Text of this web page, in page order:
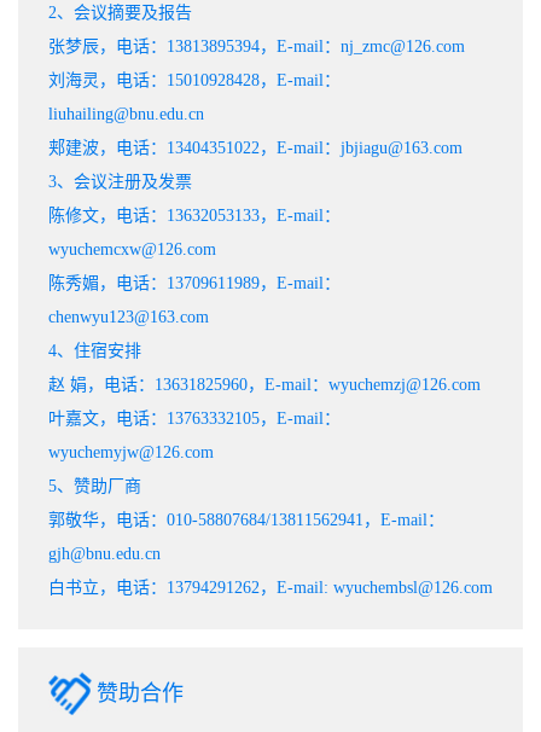
2、会议摘要及报告
张梦辰，电话：13813895394，E-mail：nj_zmc@126.com
刘海灵，电话：15010928428，E-mail：
liuhailing@bnu.edu.cn
郏建波，电话：13404351022，E-mail：jbjiagu@163.com
3、会议注册及发票
陈修文，电话：13632053133，E-mail：
wyuchemcxw@126.com
陈秀媚，电话：13709611989，E-mail：
chenwyu123@163.com
4、住宿安排
赵 娟，电话：13631825960，E-mail：wyuchemzj@126.com
叶嘉文，电话：13763332105，E-mail：
wyuchemyjw@126.com
5、赞助厂商
郭敬华，电话：010-58807684/13811562941，E-mail：
gjh@bnu.edu.cn
白书立，电话：13794291262，E-mail: wyuchembsl@126.com
赞助合作